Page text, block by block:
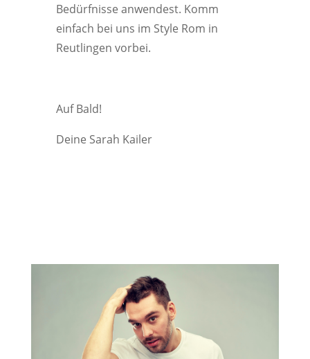
Bedürfnisse anwendest. Komm
einfach bei uns im Style Rom in
Reutlingen vorbei.
Auf Bald!
Deine Sarah Kailer